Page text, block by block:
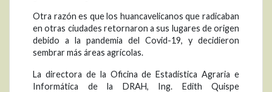
Otra razón es que los huancavelicanos que radicaban
en otras ciudades retornaron a sus lugares de origen
debido a la pandemia del Covid-19, y decidieron
sembrar más áreas agrícolas.
La directora de la Oficina de Estadística Agraria e
Informática de la DRAH, Ing. Edith Quispe